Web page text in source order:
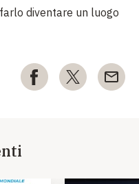
diventare un luogo